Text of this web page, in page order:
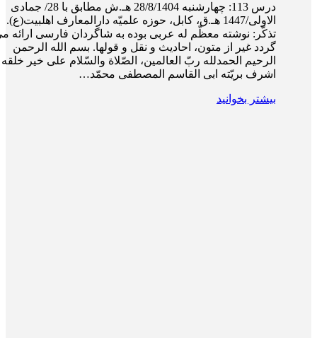
درس 113: چهارشنبه 28/8/1404 هـ.ش مطابق با 28/ جمادی
الاولی/1447 هـ.ق، کابل، حوزه علمیّه دارالمعارف اهلبیت(ع).
تذکّر: نوشته معظّم له عربی بوده به شاگردان فارسی ارائه
گردد غیر از متون، احادیث و نقل و قول­ها. بسم الله الرحمن
الرحیم الحمدلله ربّ العالمین، الصّلاة والسّلام علی خیر
اشرف بریّته ابی القاسم المصطفی محمّد…
بیشتر بخوانید